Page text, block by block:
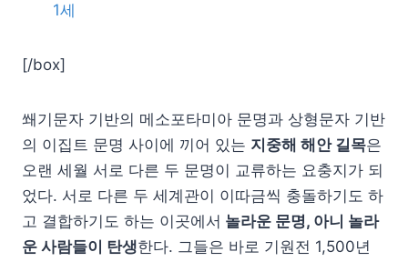
1세
[/box]
쐐기문자 기반의 메소포타미아 문명과 상형문자 기반
의 이집트 문명 사이에 끼어 있는 지중해 해안 길목은
오랜 세월 서로 다른 두 문명이 교류하는 요충지가 되
었다. 서로 다른 두 세계관이 이따금씩 충돌하기도 하
고 결합하기도 하는 이곳에서 놀라운 문명, 아니 놀라
운 사람들이 탄생한다. 그들은 바로 기원전 1,500년